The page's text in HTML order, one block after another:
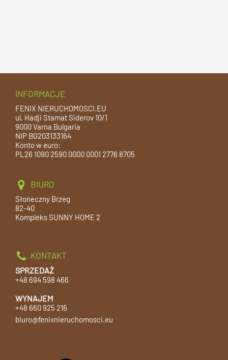
INFORMACJE
FENIX NIERUCHOMOSCI.EU
ul. Hadji Stamat Siderov 10/1
9000 Varna Bulgaria
NIP BG203133164
Konto w euro:
PL26 1090 2590 0000 0001 2776 8705
BIURO
Słoneczny Brzeg
82-40
Kompleks SUNNY HOME 2
KONTAKT
SPRZEDAŻ
+48 694 598 466
WYNAJEM
+48 660 925 216
biuro@fenixnieruchomosci.eu